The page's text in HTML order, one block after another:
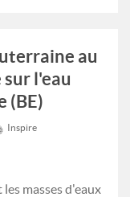
au
l'eau
(BE)
Inspire
masses d'eaux